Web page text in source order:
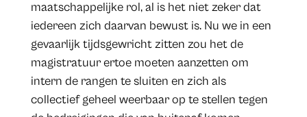
maatschappelijke rol, al is het niet zeker dat
iedereen zich daarvan bewust is. Nu we in een
gevaarlijk tijdsgewricht zitten zou het de
magistratuur ertoe moeten aanzetten om
intern de rangen te sluiten en zich als
collectief geheel weerbaar op te stellen tegen